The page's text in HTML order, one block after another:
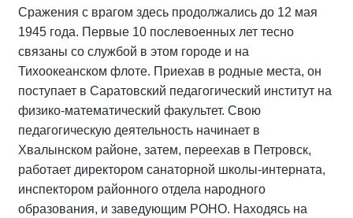
Сражения с врагом здесь продолжались до 12 мая
1945 года. Первые 10 послевоенных лет тесно
связаны со службой в этом городе и на
Тихоокеанском флоте. Приехав в родные места, он
поступает в Саратовский педагогический институт на
физико-математический факультет. Свою
педагогическую деятельность начинает в
Хвалынском районе, затем, переехав в Петровск,
работает директором санаторной школы-интерната,
инспектором районного отдела народного
образования, и заведующим РОНО. Находясь на